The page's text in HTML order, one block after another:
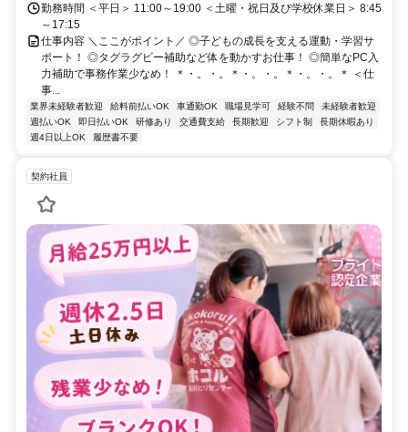
勤務時間 ＜平日＞ 11:00～19:00 ＜土曜・祝日及び学校休業日＞ 8:45
～17:15
仕事内容 ＼ここがポイント／ ◎子どもの成長を支える運動・学習サ
ポート！ ◎タグラグビー補助など体を動かすお仕事！ ◎簡単なPC入
力補助で事務作業少なめ！ ＊・。・。＊・。・。＊・。・。＊ ＜仕
事...
業界未経験者歓迎 給料前払いOK 車通勤OK 職場見学可 経験不問
未経験者歓迎
週払いOK
即日払いOK 研修あり 交通費支給 長期歓迎 シフト制
長期休暇あり
週4日以上OK
履歴書不要
契約社員